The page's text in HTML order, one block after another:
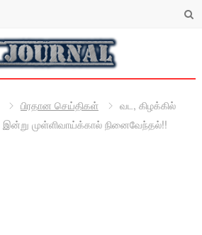
பிரதான செய்திகள்
வட, கிழக்கில்
இன்று முள்ளிவாய்க்கால் நினைவேந்தல்!!